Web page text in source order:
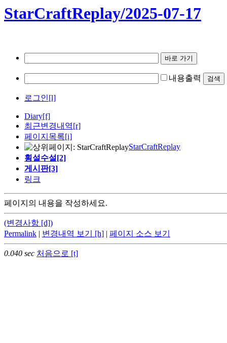
StarCraftReplay/2025-07-17
내용출력
로그인[l]
Diary[f]
최근변경내역[r]
페이지목록[i]
StarCraftReplay
횡설수설[2]
게시판[3]
링크
페이지의 내용을 작성하세요.
(변경사항 [d])
Permalink | 변경내역 보기 [h] | 페이지 소스 보기
0.040 sec 처음으로 [t]